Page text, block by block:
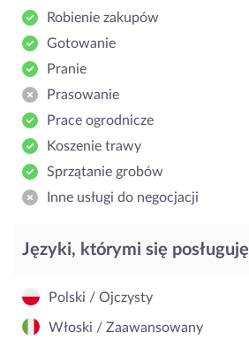
Robienie zakupów
Gotowanie
Pranie
Prasowanie
Prace ogrodnicze
Koszenie trawy
Sprzątanie grobów
Inne usługi do negocjacji
Języki, którymi się posługuję
Polski / Ojczysty
Włoski / Zaawansowany